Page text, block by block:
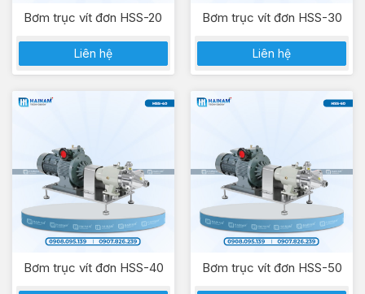
Bơm trục vít đơn HSS-20
Liên hệ
Bơm trục vít đơn HSS-30
Liên hệ
Bơm trục vít đơn HSS-40 Bơm trục vít đơn HSS-50